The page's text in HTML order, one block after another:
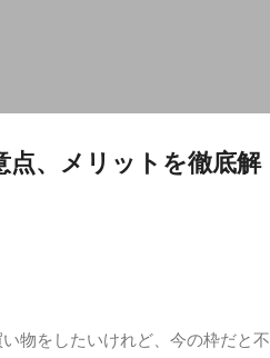
点、メリットを徹底解
物をしたいけれど、今の枠だと不